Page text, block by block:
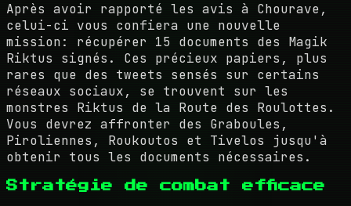
Après avoir rapporté les avis à Chourave,
celui-ci vous confiera une nouvelle
mission: récupérer 15 documents des Magik
Riktus signés. Ces précieux papiers, plus
rares que des tweets sensés sur certains
réseaux sociaux, se trouvent sur les
monstres Riktus de la Route des Roulottes.
Vous devrez affronter des Graboules,
Piroliennes, Roukoutos et Tivelos jusqu'à
obtenir tous les documents nécessaires.
Stratégie de combat efficace